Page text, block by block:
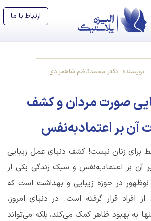
ارتباط با ما
نویسنده: دکتر محمدکاظم شاهمرادی
صورت مردان و کشف
آن بر اعتمادبه‌نفس
برای زنان نیست! کشف دنیای عمل‌ زیبایی
آن بر اعتمادبه‌نفس و سبک زندگی یکی از
در حوزه زیبایی و بهداشت است که
افراد قرار گرفته است. در دنیای امروز،
به بهبود ظاهر کمک می‌کند، بلکه می‌تواند